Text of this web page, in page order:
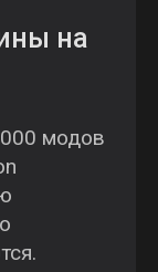
на
модов